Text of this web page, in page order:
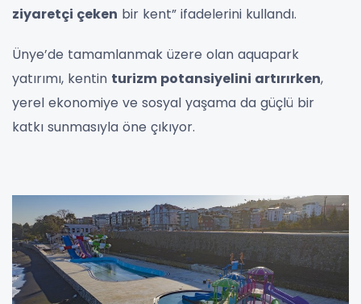
ziyaretçi çeken bir kent” ifadelerini kullandı.
Ünye’de tamamlanmak üzere olan aquapark
yatırımı, kentin turizm potansiyelini artırırken,
yerel ekonomiye ve sosyal yaşama da güçlü bir
katkı sunmasıyla öne çıkıyor.